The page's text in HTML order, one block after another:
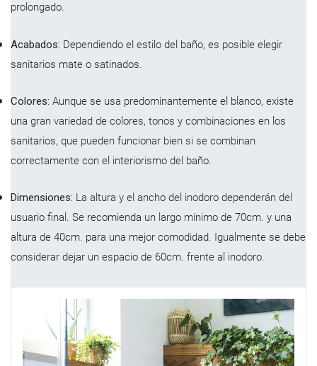
prolongado.
Acabados: Dependiendo el estilo del baño, es posible elegir
sanitarios mate o satinados.
Colores: Aunque se usa predominantemente el blanco, existe
una gran variedad de colores, tonos y combinaciones en los
sanitarios, que pueden funcionar bien si se combinan
correctamente con el interiorismo del baño.
Dimensiones: La altura y el ancho del inodoro dependerán del
usuario final. Se recomienda un largo mínimo de 70cm. y una
altura de 40cm. para una mejor comodidad. Igualmente se debe
considerar dejar un espacio de 60cm. frente al inodoro.